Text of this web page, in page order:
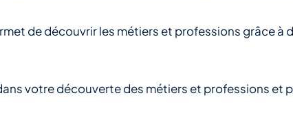
de découvrir les métiers et professions grâce
votre découverte des métiers et professions et